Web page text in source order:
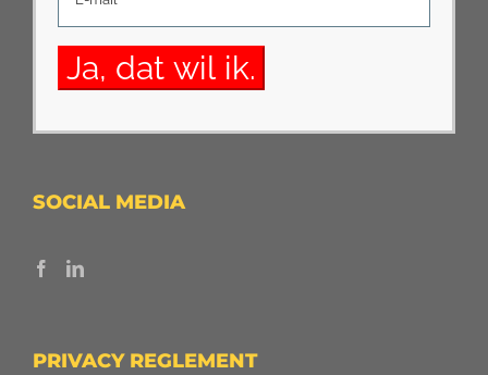
SOCIAL MEDIA
PRIVACY REGLEMENT